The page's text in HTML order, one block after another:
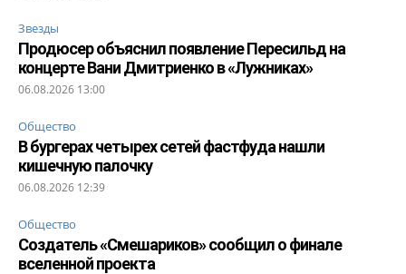
Звезды
Продюсер объяснил появление Пересильд на
концерте Вани Дмитриенко в «Лужниках»
06.08.2026 13:00
Общество
В бургерах четырех сетей фастфуда нашли
кишечную палочку
06.08.2026 12:39
Общество
Создатель «Смешариков» сообщил о финале
вселенной проекта